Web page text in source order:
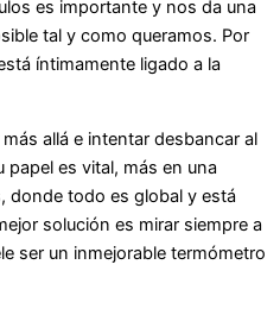
es importante y nos da una
tal y como queramos. Por
íntimamente ligado a la
allá e intentar desbancar al
es vital, más en una
donde todo es global y está
solución es mirar siempre a
ser un inmejorable termómetro